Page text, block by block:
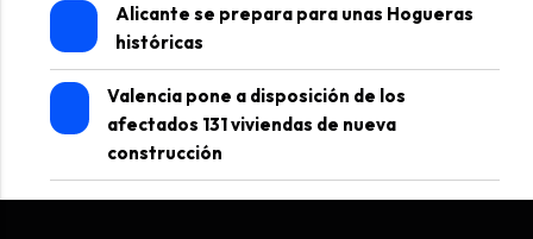
Alicante se prepara para unas Hogueras
históricas
Valencia pone a disposición de los
afectados 131 viviendas de nueva
construcción